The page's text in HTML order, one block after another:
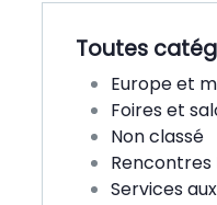
Toutes
Europe et
Foires et
Non classé
Rencontres
Services